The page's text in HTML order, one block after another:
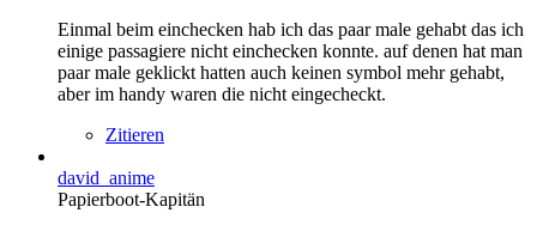
Einmal beim einchecken hab ich das paar male gehabt das ich
einige passagiere nicht einchecken konnte. auf denen hat man
paar male geklickt hatten auch keinen symbol mehr gehabt,
aber im handy waren die nicht eingecheckt.
Zitieren
david_anime
Papierboot-Kapitän